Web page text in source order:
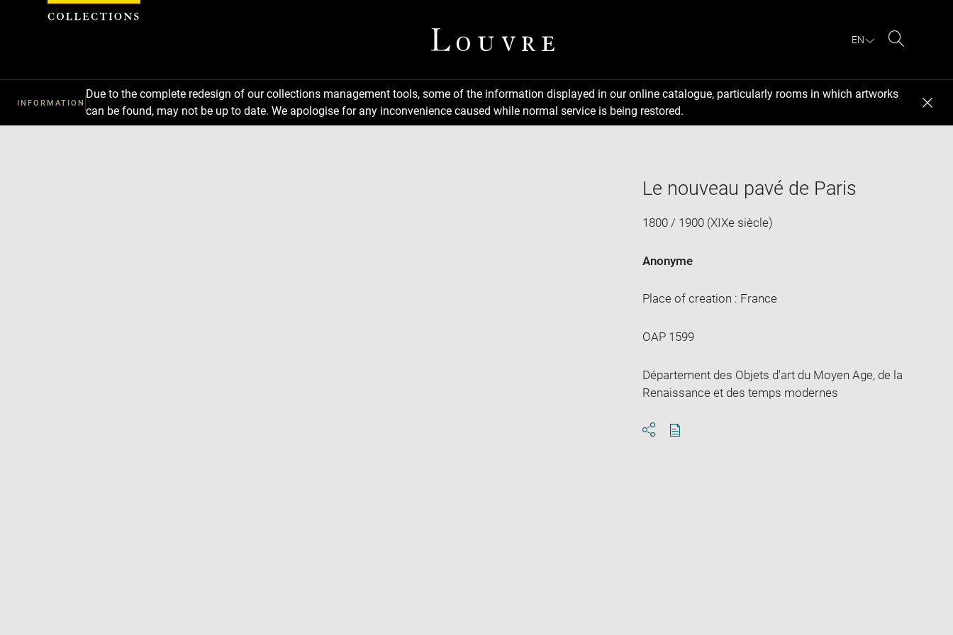
EN
INFORMATION
Due to the complete redesign of our collections management tools, some of the information displayed in our online catalogue, particularly rooms in which artworks
can be found, may not be up to date. We apologise for any inconvenience caused while normal service is being restored.
Le nouveau pavé de Paris
1800 / 1900 (XIXe siècle)
Anonyme
Place of creation : France
OAP 1599
Département des Objets d'art du Moyen Age, de la
Renaissance et des temps modernes
Cookies management panel